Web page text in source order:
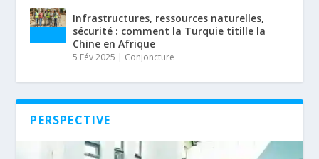
Infrastructures, ressources naturelles,
sécurité : comment la Turquie titille la
Chine en Afrique
5 Fév 2025 Conjoncture
PERSPECTIVE